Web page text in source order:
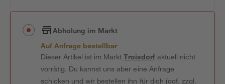
Abholung im Markt
Auf Anfrage bestellbar
Dieser Artikel ist im MarktTroisdorfaktuell nicht
vorrätig. Du kannst uns aber eine Anfrage
schicken und wir bestellen ihn für dich (ggf. zzgl.